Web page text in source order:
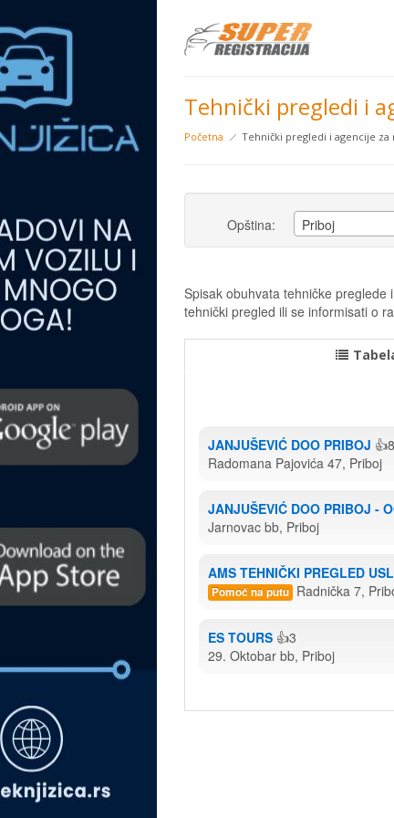
Tehnički pregledi i
Početna Tehnički pregledi i agencije
Opština: Priboj
Spisak obuhvata tehničke
tehnički pregled ili se informisati o
JANJUŠEVIĆ DOO PRIBOJ 👍8
Radomana Pajovića 47, Priboj
JANJUŠEVIĆ DOO PRIBOJ -
Jarnovac bb, Priboj
AMS TEHNIČKI PREGLED
Pomoć na putu Radnička 7,
ES TOURS 👍3
29. Oktobar bb, Priboj